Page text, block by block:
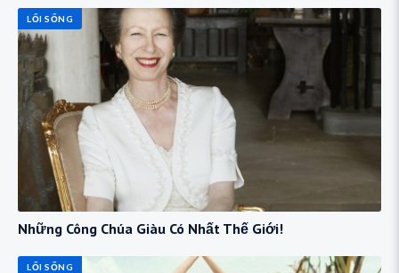
LỐI SỐNG
Những Công Chúa Giàu Có Nhất Thế Giới!
LỐI SỐNG